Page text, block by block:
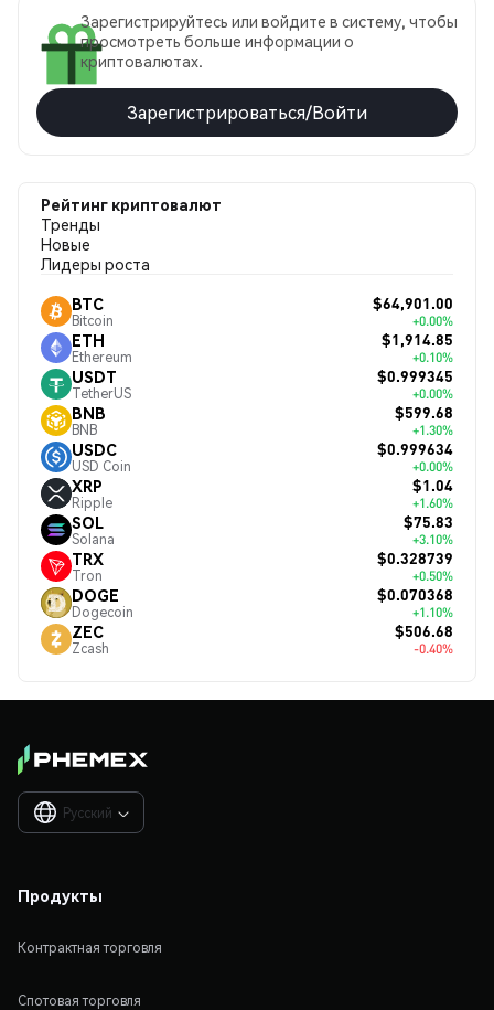
Зарегистрируйтесь или войдите в систему, чтобы
просмотреть больше информации о
криптовалютах.
Зарегистрироваться/Войти
Рейтинг криптовалют
Тренды
Новые
Лидеры роста
BTC
Bitcoin
$64,901.00
+0.00%
ETH
Ethereum
$1,914.85
+0.10%
USDT
TetherUS
$0.999345
+0.00%
BNB
BNB
$599.68
+1.30%
USDC
USD Coin
$0.999634
+0.00%
XRP
Ripple
$1.04
+1.60%
SOL
Solana
$75.83
+3.10%
TRX
Tron
$0.328739
+0.50%
DOGE
Dogecoin
$0.070368
+1.10%
ZEC
Zcash
$506.68
-0.40%
Русский 
Продукты
Контрактная торговля
Спотовая торговля